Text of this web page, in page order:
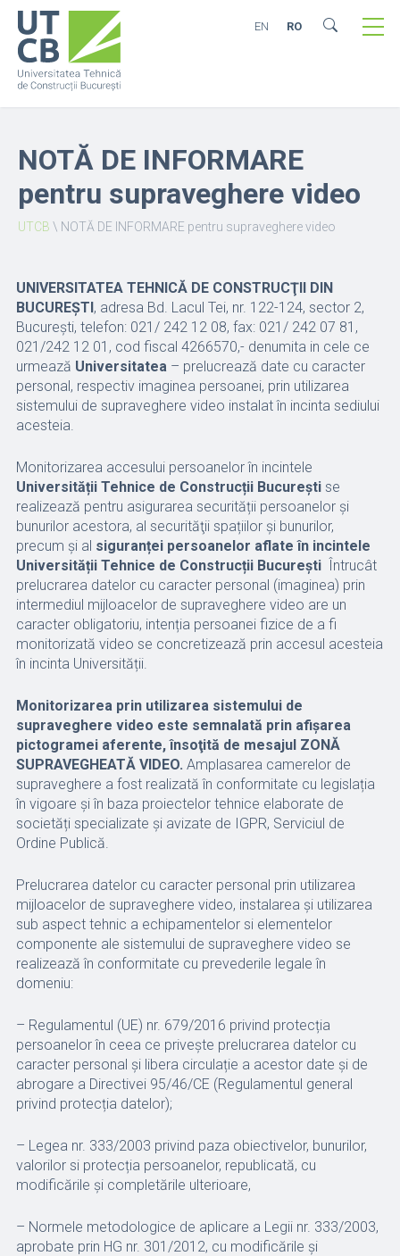
EN RO
NOTĂ DE INFORMARE
pentru supraveghere video
UTCB \ NOTĂ DE INFORMARE pentru supraveghere video
UNIVERSITATEA TEHNICĂ DE CONSTRUCŢII DIN
BUCUREŞTI, adresa Bd. Lacul Tei, nr. 122-124, sector 2,
Bucureşti, telefon: 021/ 242 12 08, fax: 021/ 242 07 81,
021/242 12 01, cod fiscal 4266570,- denumita in cele ce
urmează Universitatea– prelucrează date cu caracter
personal, respectiv imaginea persoanei, prin utilizarea
sistemului de supraveghere video instalat în incinta sediului
acesteia.
Monitorizarea accesului persoanelor în incintele
Universității Tehnice de Construcții Bucureștise
realizează pentru asigurarea securității persoanelor şi
bunurilor acestora, al securităţii spațiilor şi bunurilor,
precum și al siguranței persoanelor aflate în incintele
Universității Tehnice de Construcții București Întrucât
prelucrarea datelor cu caracter personal (imaginea) prin
intermediul mijloacelor de supraveghere video are un
caracter obligatoriu, intenția persoanei fizice de a fi
monitorizată video se concretizează prin accesul acesteia
în incinta Universității.
Monitorizarea prin utilizarea sistemului de
supraveghere video este semnalată prin afișarea
pictogramei aferente, însoţită de mesajul ZONĂ
SUPRAVEGHEATĂ VIDEO. Amplasarea camerelor de
supraveghere a fost realizată în conformitate cu legislația
în vigoare și în baza proiectelor tehnice elaborate de
societăți specializate şi avizate de IGPR, Serviciul de
Ordine Publică.
Prelucrarea datelor cu caracter personal prin utilizarea
mijloacelor de supraveghere video, instalarea și utilizarea
sub aspect tehnic a echipamentelor si elementelor
componente ale sistemului de supraveghere video se
realizează în conformitate cu prevederile legale în
domeniu:
– Regulamentul (UE) nr. 679/2016 privind protecția
persoanelor în ceea ce privește prelucrarea datelor cu
caracter personal şi libera circulație a acestor date şi de
abrogare a Directivei 95/46/CE (Regulamentul general
privind protecția datelor);
– Legea nr. 333/2003 privind paza obiectivelor, bunurilor,
valorilor si protecția persoanelor, republicată, cu
modificările şi completările ulterioare,
– Normele metodologice de aplicare a Legii nr. 333/2003,
aprobate prin HG nr. 301/2012, cu modificările şi